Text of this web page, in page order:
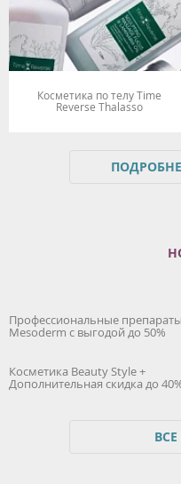
Косметика по телу Time
Reverse Thalasso
Профессиональные препараты
Mesoderm с выгодой до 50%
Косметика Beauty Style +
Дополнительная скидка до